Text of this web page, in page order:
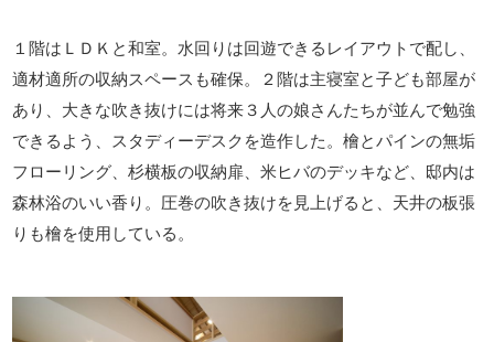
１階はＬＤＫと和室。水回りは回遊できるレイアウトで配し、
適材適所の収納スペースも確保。２階は主寝室と子ども部屋が
あり、大きな吹き抜けには将来３人の娘さんたちが並んで勉強
できるよう、スタディーデスクを造作した。檜とパインの無垢
フローリング、杉横板の収納扉、米ヒバのデッキなど、邸内は
森林浴のいい香り。圧巻の吹き抜けを見上げると、天井の板張
りも檜を使用している。